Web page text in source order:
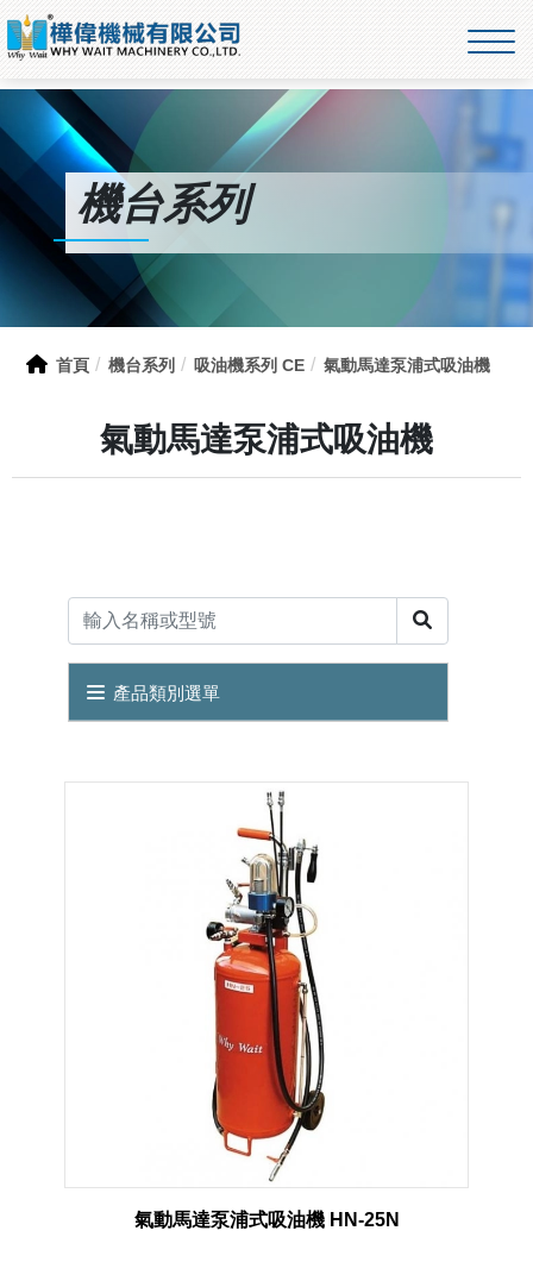
機台系列
首頁 機台系列 吸油機系列 CE 氣動馬達泵浦式吸油機
氣動馬達泵浦式吸油機
產品類別選單
氣動馬達泵浦式吸油機 HN-25N